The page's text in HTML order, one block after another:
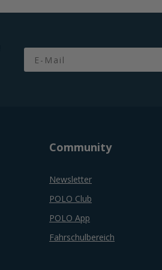
Email
Community
Newsletter
POLO Club
POLO App
Fahrschulbereich